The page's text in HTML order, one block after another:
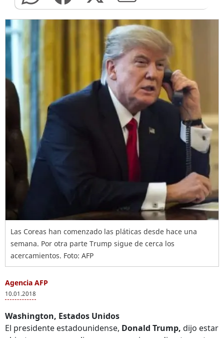
Las Coreas han comenzado las pláticas desde hace una
semana. Por otra parte Trump sigue de cerca los
acercamientos. Foto: AFP
Agencia AFP
10.01.2018
Washington, Estados Unidos
El presidente estadounidense, Donald Trump, dijo estar